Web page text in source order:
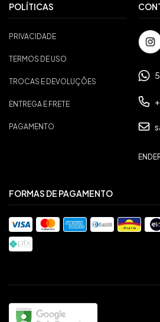
POLÍTICAS
PRIVACIDADE
TERMOS DE USO
TROCAS E DEVOLUÇÕES
ENTREGA E FRETE
PAGAMENTO
FORMAS DE PAGAMENTO